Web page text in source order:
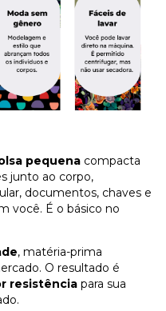
pequena compacta
junto ao corpo,
documentos, chaves e
você. É o básico no
, matéria-prima
O resultado é
resistência para sua